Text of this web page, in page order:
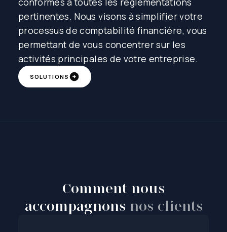
pertinentes. Nous visons à simplifier votre
processus de comptabilité financière, vous
permettant de vous concentrer sur les
activités principales de votre entreprise.
SOLUTIONS
Comment nous
accompagnons nos clients